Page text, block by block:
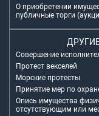
О приобретении
публичные торги
Совершение
Протест векселей
Морские протесты
Принятие мер по
Опись имущества
отсутствующим или